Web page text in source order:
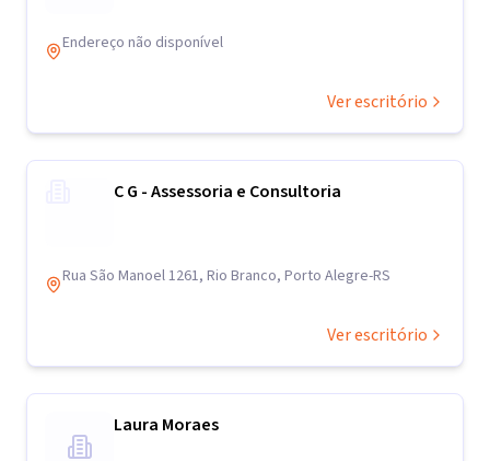
Endereço não disponível
Ver escritório
C G - Assessoria e Consultoria
Rua São Manoel 1261, Rio Branco, Porto Alegre-RS
Ver escritório
Laura Moraes